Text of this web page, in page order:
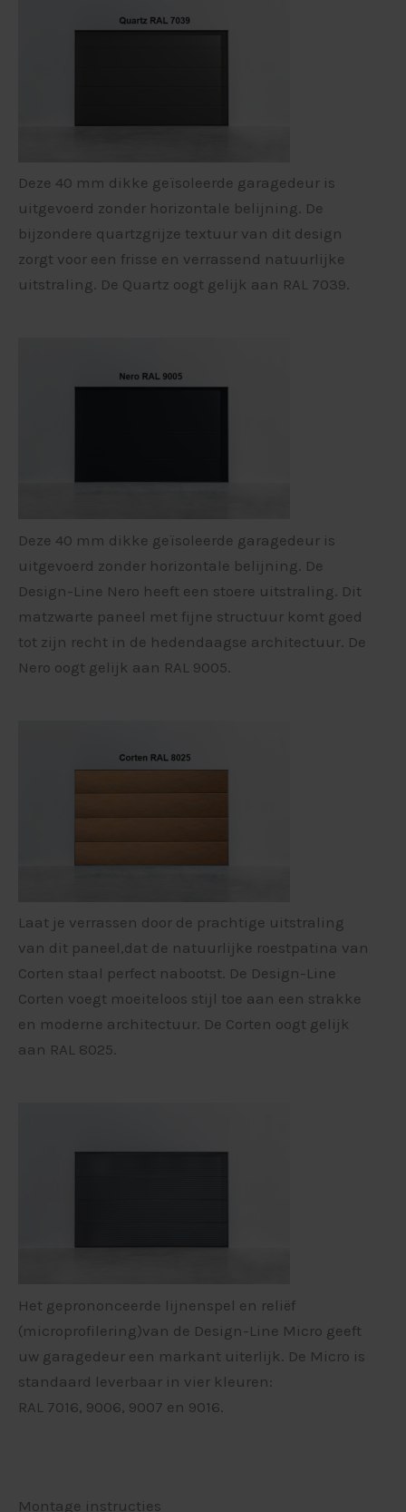
Deze 40 mm dikke geïsoleerde garagedeur is
uitgevoerd zonder horizontale belijning. De
bijzondere quartzgrijze textuur van dit design
zorgt voor een frisse en verrassend natuurlijke
uitstraling. De Quartz oogt gelijk aan RAL 7039.
Deze 40 mm dikke geïsoleerde garagedeur is
uitgevoerd zonder horizontale belijning. De
Design-Line Nero heeft een stoere uitstraling. Dit
matzwarte paneel met fijne structuur komt goed
tot zijn recht in de hedendaagse architectuur. De
Nero oogt gelijk aan RAL 9005.
Laat je verrassen door de prachtige uitstraling
van dit paneel,dat de natuurlijke roestpatina van
Corten staal perfect nabootst. De Design-Line
Corten voegt moeiteloos stijl toe aan een strakke
en moderne architectuur. De Corten oogt gelijk
aan RAL 8025.
Het geprononceerde lijnenspel en reliëf
(microprofilering)van de Design-Line Micro geeft
uw garagedeur een markant uiterlijk. De Micro is
standaard leverbaar in vier kleuren:
RAL 7016, 9006, 9007 en 9016.
Montage instructies